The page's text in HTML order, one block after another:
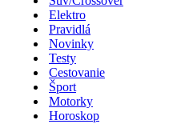
Elektro
Pravidlá
Novinky
Testy
Cestovanie
Šport
Motorky
Horoskop